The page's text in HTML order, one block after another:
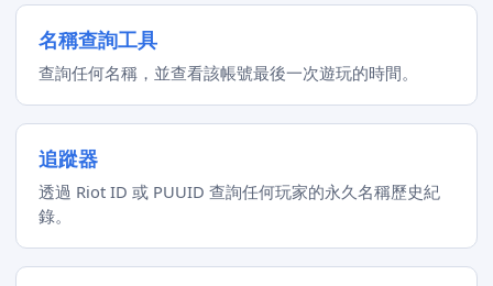
名稱查詢工具
查詢任何名稱，並查看該帳號最後一次遊玩的時間。
追蹤器
透過 Riot ID 或 PUUID 查詢任何玩家的永久名稱歷史紀
錄。